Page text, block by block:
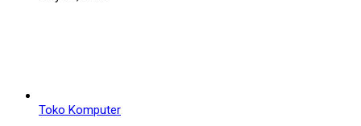
Toko Komputer